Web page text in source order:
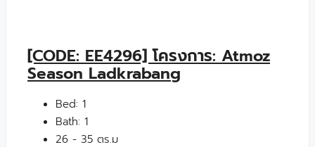
[CODE: EE4296] โครงการ: Atmoz
Season Ladkrabang
Bed: 1
Bath: 1
26 - 35 ตร.ม